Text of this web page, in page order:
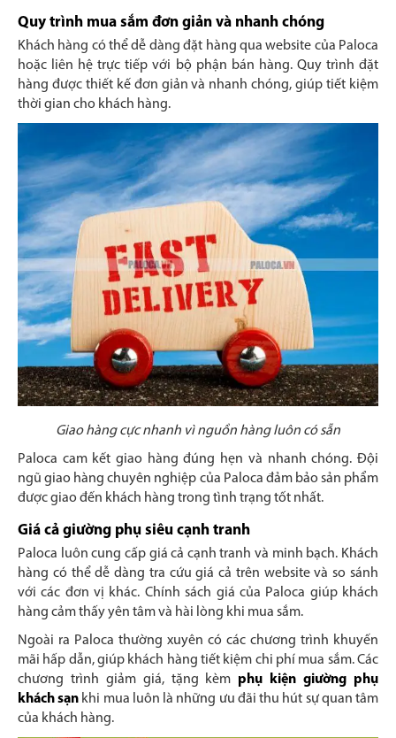
Quy trình mua sắm đơn giản và nhanh chóng
Khách hàng có thể dễ dàng đặt hàng qua website của Paloca
hoặc liên hệ trực tiếp với bộ phận bán hàng. Quy trình đặt
hàng được thiết kế đơn giản và nhanh chóng, giúp tiết kiệm
thời gian cho khách hàng.
Giao hàng cực nhanh vì nguồn hàng luôn có sẵn
Paloca cam kết giao hàng đúng hẹn và nhanh chóng. Đội
ngũ giao hàng chuyên nghiệp của Paloca đảm bảo sản phẩm
được giao đến khách hàng trong tình trạng tốt nhất.
Giá cả giường phụ siêu cạnh tranh
Paloca luôn cung cấp giá cả cạnh tranh và minh bạch. Khách
hàng có thể dễ dàng tra cứu giá cả trên website và so sánh
với các đơn vị khác. Chính sách giá của Paloca giúp khách
hàng cảm thấy yên tâm và hài lòng khi mua sắm.
Ngoài ra Paloca thường xuyên có các chương trình khuyến
mãi hấp dẫn, giúp khách hàng tiết kiệm chi phí mua sắm. Các
chương trình giảm giá, tặng kèm phụ kiện giường phụ
khách sạn khi mua luôn là những ưu đãi thu hút sự quan tâm
của khách hàng.